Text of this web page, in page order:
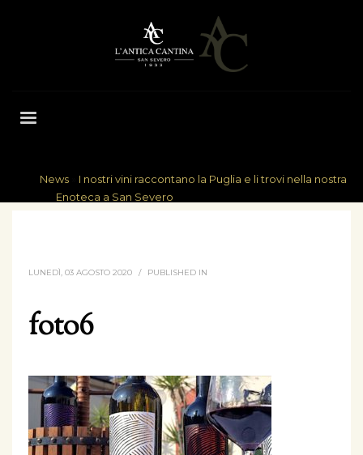
News
I nostri vini raccontano la Puglia e li trovi nella nostra
Enoteca a San Severo
LUNEDÌ, 03 AGOSTO 2020 / PUBLISHED IN
foto6